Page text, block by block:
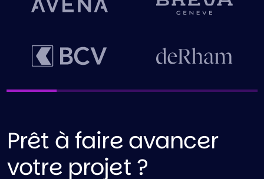
Prêt à faire avancer
votre projet ?